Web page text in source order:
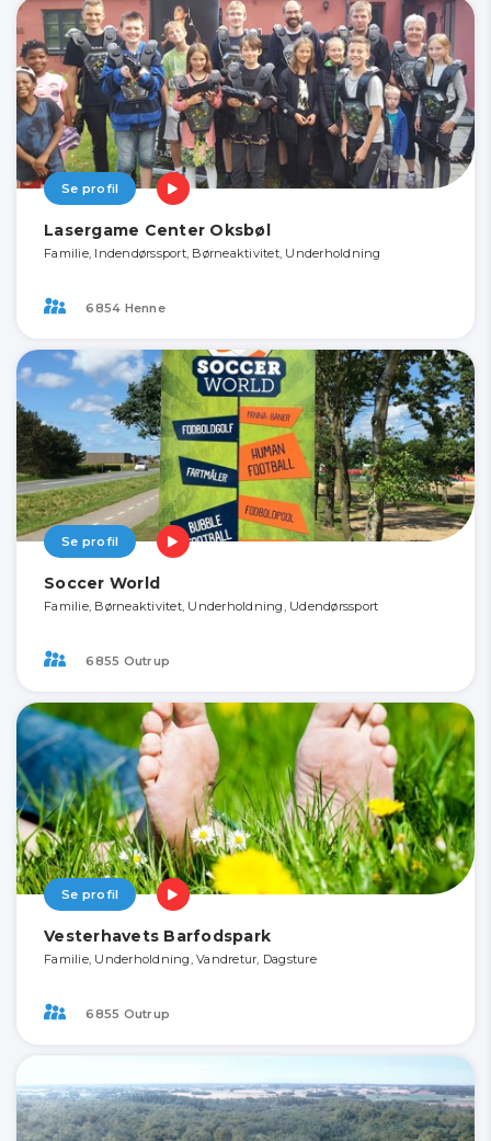
Se profil
Lasergame Center Oksbøl
Familie, Indendørssport, Børneaktivitet, Underholdning
6854 Henne
Se profil
Soccer World
Familie, Børneaktivitet, Underholdning, Udendørssport
6855 Outrup
Se profil
Vesterhavets Barfodspark
Familie, Underholdning, Vandretur, Dagsture
6855 Outrup